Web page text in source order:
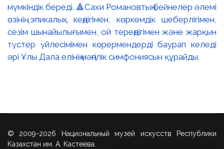
мүмкіндік береді. 🔺Сахи Романовтың бейнелер әлемі
өзінің эпикалық кеңдігімен, көркемдік шеберлігімен,
сезім шынайылығымен, ой тереңдігімен және жарқын
түстер үйлесімімен көрермендерді баурап келеді
әрі Ұлы Дала елінің мәңгілік симфониясын құрайды.
© 2009-2026 Национальный музей искусств Республики
Казахстан им. А. Кастеева.